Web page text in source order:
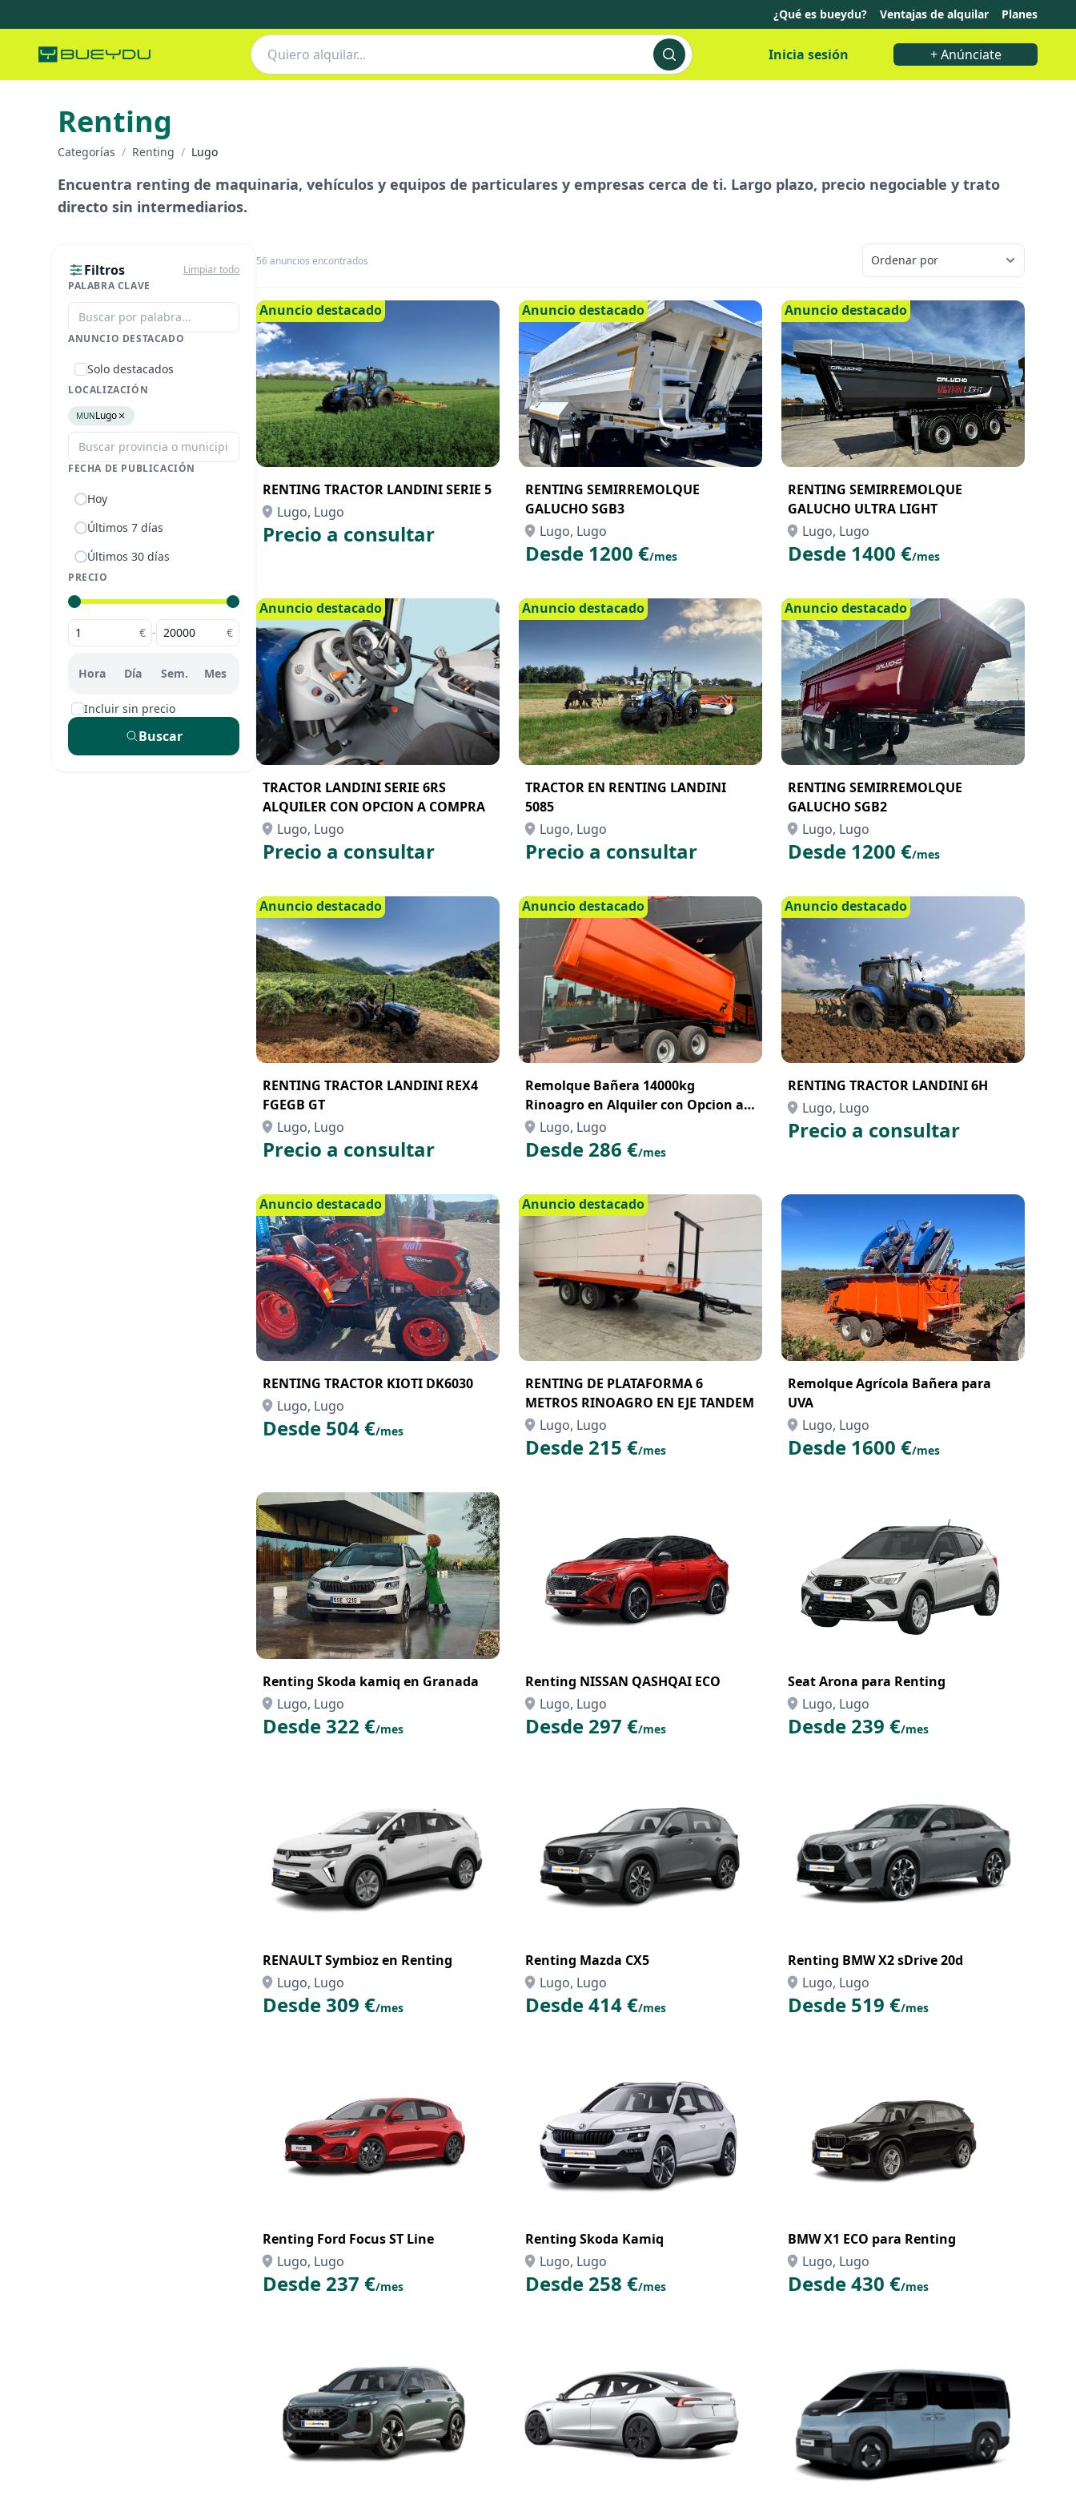
¿Qué es bueydu? Ventajas de alquilar Planes
Inicia sesión + Anúnciate
Renting
Categorías / Renting / Lugo
Encuentra renting de maquinaria, vehículos y equipos de particulares y empresas cerca de ti. Largo plazo, precio negociable y trato
directo sin intermediarios.
Filtros
Limpiar todo
PALABRA CLAVE
ANUNCIO DESTACADO
Solo destacados
LOCALIZACIÓN
MUNLugo
FECHA DE PUBLICACIÓN
Hoy
Últimos 7 días
Últimos 30 días
PRECIO
€ - €
Hora Día Sem. Mes
Incluir sin precio
Buscar
56anuncios encontrados
Anuncio destacado
RENTING TRACTOR LANDINI SERIE 5
Lugo, Lugo
Precio a consultar
Anuncio destacado
RENTING SEMIRREMOLQUE
GALUCHO SGB3
Lugo, Lugo
Desde 1200 €/mes
Anuncio destacado
RENTING SEMIRREMOLQUE
GALUCHO ULTRA LIGHT
Lugo, Lugo
Desde 1400 €/mes
Anuncio destacado
TRACTOR LANDINI SERIE 6RS
ALQUILER CON OPCION A COMPRA
Lugo, Lugo
Precio a consultar
Anuncio destacado
TRACTOR EN RENTING LANDINI
5085
Lugo, Lugo
Precio a consultar
Anuncio destacado
RENTING SEMIRREMOLQUE
GALUCHO SGB2
Lugo, Lugo
Desde 1200 €/mes
Anuncio destacado
RENTING TRACTOR LANDINI REX4
FGEGB GT
Lugo, Lugo
Precio a consultar
Anuncio destacado
Remolque Bañera 14000kg
Rinoagro en Alquiler con Opcion a
Compra con Renting
Lugo, Lugo
Desde 286 €/mes
Anuncio destacado
RENTING TRACTOR LANDINI 6H
Lugo, Lugo
Precio a consultar
Anuncio destacado
RENTING TRACTOR KIOTI DK6030
Lugo, Lugo
Desde 504 €/mes
Anuncio destacado
RENTING DE PLATAFORMA 6
METROS RINOAGRO EN EJE TANDEM
Lugo, Lugo
Desde 215 €/mes
Remolque Agrícola Bañera para
UVA
Lugo, Lugo
Desde 1600 €/mes
Renting Skoda kamiq en Granada
Lugo, Lugo
Desde 322 €/mes
Renting NISSAN QASHQAI ECO
Lugo, Lugo
Desde 297 €/mes
Seat Arona para Renting
Lugo, Lugo
Desde 239 €/mes
RENAULT Symbioz en Renting
Lugo, Lugo
Desde 309 €/mes
Renting Mazda CX5
Lugo, Lugo
Desde 414 €/mes
Renting BMW X2 sDrive 20d
Lugo, Lugo
Desde 519 €/mes
Renting Ford Focus ST Line
Lugo, Lugo
Desde 237 €/mes
Renting Skoda Kamiq
Lugo, Lugo
Desde 258 €/mes
BMW X1 ECO para Renting
Lugo, Lugo
Desde 430 €/mes